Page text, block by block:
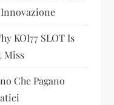
KOI77 SLOT Is
Miss
Che Pagano